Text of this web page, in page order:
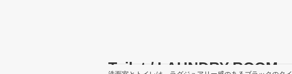
Toilet / LAUNDRY ROOM